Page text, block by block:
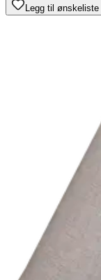
Legg til ønskeliste